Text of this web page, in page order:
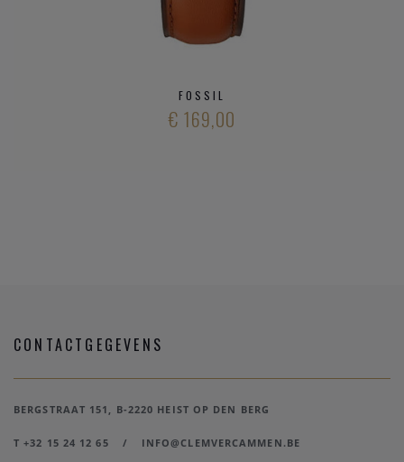
FOSSIL
€ 169,00
CONTACTGEGEVENS
BERGSTRAAT 151, B-2220 HEIST OP DEN BERG
T +32 15 24 12 65 /
INFO@CLEMVERCAMMEN.BE